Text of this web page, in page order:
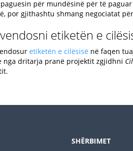
për mundësinë për të
por gjithashtu shmang negociatat
etiketën e
etiketën e cilësisë në faqen
nga dritarja pranë projektit zgjidhni
SHËRBIMET